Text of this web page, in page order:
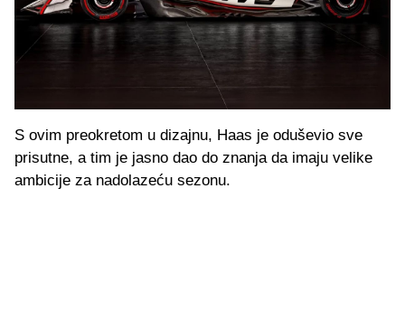
S ovim preokretom u dizajnu, Haas je oduševio sve
prisutne, a tim je jasno dao do znanja da imaju velike
ambicije za nadolazeću sezonu.